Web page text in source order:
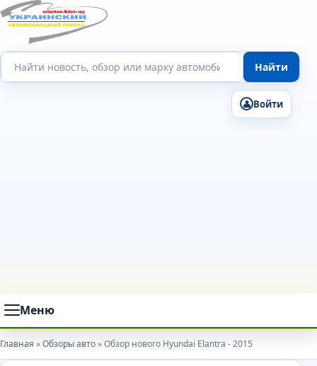
Поиск по сайту
Найти
Войти
Меню
Главная »Обзоры авто» Обзор нового Hyundai Elantra - 2015